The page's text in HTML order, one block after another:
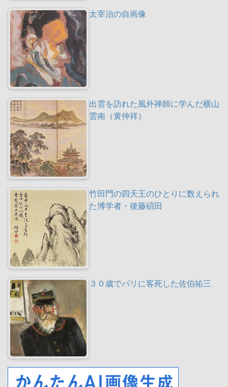
太宰治の自画像
出雲を訪れた風外禅師に学んだ横山
雲南（黄仲祥）
竹田門の四天王のひとりに数えられ
た博学者・後藤碩田
３０歳でパリに客死した佐伯祐三